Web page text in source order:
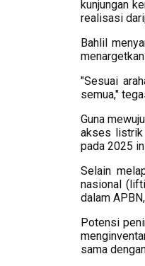
kunjungan
realisasi
Bahlil
"Sesuai
semua,"
Guna
akses listrik
pada 2025
Selain
nasional
dalam
Potensi
sama